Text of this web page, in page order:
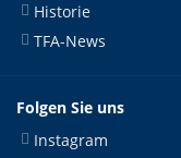
Historie
TFA-News
Folgen Sie uns
Instagram